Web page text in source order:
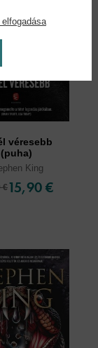
véresebb
(puha)
King
€15,90 €